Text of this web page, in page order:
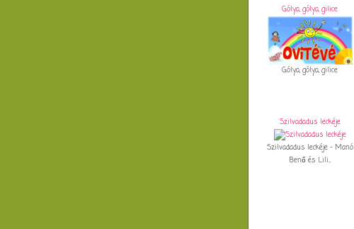
Gólya, gólya, gilice
Gólya, gólya, gilice
Szilvadadus leckéje
Szilvadadus leckéje - Manó
Benő és Lili...